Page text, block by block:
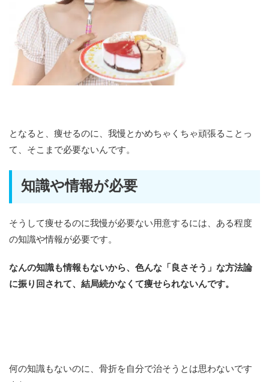
となると、痩せるのに、我慢とかめちゃくちゃ頑張ることっ
て、そこまで必要ないんです。
知識や情報が必要
そうして痩せるのに我慢が必要ない用意するには、ある程度
の知識や情報が必要です。
なんの知識も情報もないから、色んな「良さそう」な方法論
に振り回されて、結局続かなくて痩せられないんです。
何の知識もないのに、骨折を自分で治そうとは思わないです